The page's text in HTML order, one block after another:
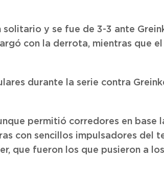
y se fue de 3-3 ante
con la derrota, mientras que
durante la serie contra
permitió corredores en base
con sencillos impulsadores del
que fueron los que pusieron a